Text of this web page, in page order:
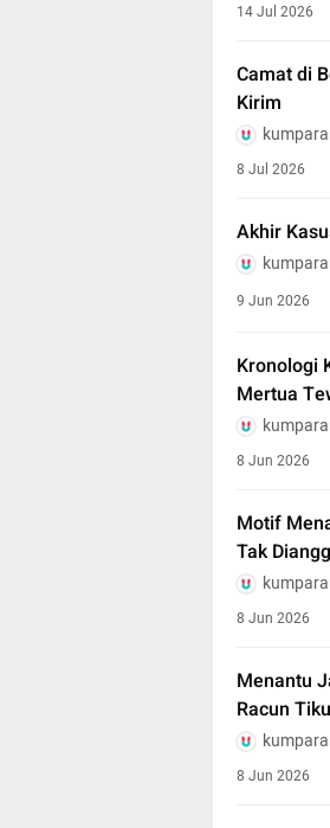
14 Jul 2026
Camat di
Kirim
8 Jul 2026
Akhir
9 Jun 2026
Kronologi
Mertua
8 Jun 2026
Motif
Tak
8 Jun 2026
Menantu
Racun
8 Jun 2026